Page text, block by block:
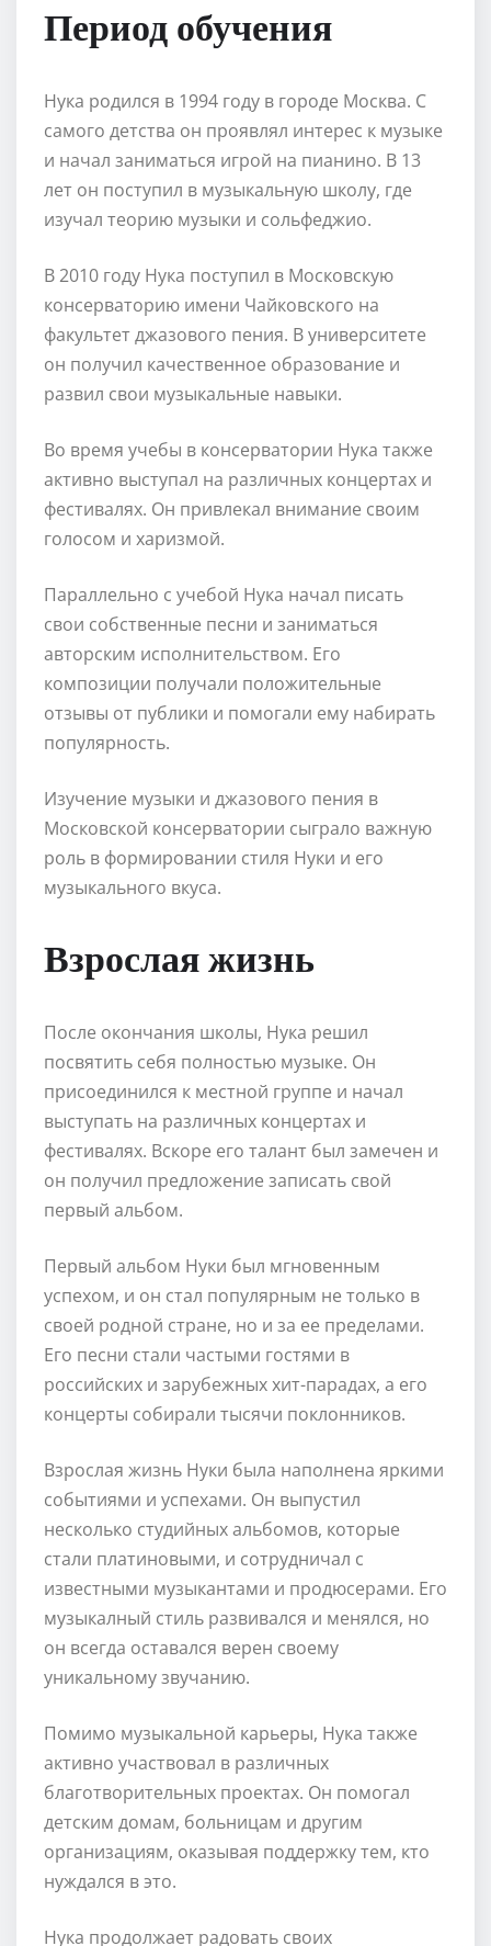
Период обучения
Нука родился в 1994 году в городе Москва. С
самого детства он проявлял интерес к музыке
и начал заниматься игрой на пианино. В 13
лет он поступил в музыкальную школу, где
изучал теорию музыки и сольфеджио.
В 2010 году Нука поступил в Московскую
консерваторию имени Чайковского на
факультет джазового пения. В университете
он получил качественное образование и
развил свои музыкальные навыки.
Во время учебы в консерватории Нука также
активно выступал на различных концертах и
фестивалях. Он привлекал внимание своим
голосом и харизмой.
Параллельно с учебой Нука начал писать
свои собственные песни и заниматься
авторским исполнительством. Его
композиции получали положительные
отзывы от публики и помогали ему набирать
популярность.
Изучение музыки и джазового пения в
Московской консерватории сыграло важную
роль в формировании стиля Нуки и его
музыкального вкуса.
Взрослая жизнь
После окончания школы, Нука решил
посвятить себя полностью музыке. Он
присоединился к местной группе и начал
выступать на различных концертах и
фестивалях. Вскоре его талант был замечен и
он получил предложение записать свой
первый альбом.
Первый альбом Нуки был мгновенным
успехом, и он стал популярным не только в
своей родной стране, но и за ее пределами.
Его песни стали частыми гостями в
российских и зарубежных хит-парадах, а его
концерты собирали тысячи поклонников.
Взрослая жизнь Нуки была наполнена яркими
событиями и успехами. Он выпустил
несколько студийных альбомов, которые
стали платиновыми, и сотрудничал с
известными музыкантами и продюсерами. Его
музыкалный стиль развивался и менялся, но
он всегда оставался верен своему
уникальному звучанию.
Помимо музыкальной карьеры, Нука также
активно участвовал в различных
благотворительных проектах. Он помогал
детским домам, больницам и другим
организациям, оказывая поддержку тем, кто
нуждался в это.
Нука продолжает радовать своих